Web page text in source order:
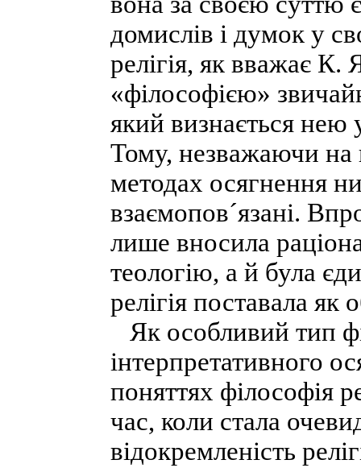
домислів і думок у
релігія, як вважає К.
«філософією»
який визнається нею
Тому, незважаючи на
методах осягнення
взаємопов´язані.
лише вносила
теологію, а й була
релігія поставала як
Як особливий тип
інтерпретативного
поняттях філософія
час, коли стала
відокремленість